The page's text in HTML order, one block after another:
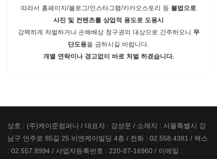
따라서 홈페이지/블로그/인스타그램/카카오스토리 등 불법으로
사진 및 컨텐츠를 상업적 용도로 도용시
강력하게 처벌하거나 손해배상 청구권의 대상으로 간주하오니 무
단도용을 금하시길 바랍니다.
개별 연락이나 경고없이 바로 처벌 하겠습니다.
상호 : (주)케이준컴퍼니 / 대표자 : 강성문 / 소재지 : 서울특별시 강
남구 언주로 85길 25 비엔케이빌딩 4층 / 전화 : 02.558.4381 / 팩스
: 02.557.8994 / 사업자등록번호 : 220-87-16960 / 이메일 :